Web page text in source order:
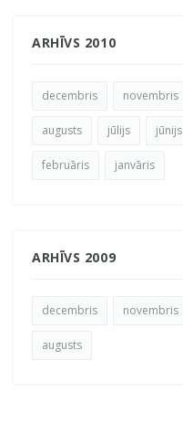
ARHĪVS 2010
decembris novembris
augusts jūlijs jūnijs
februāris janvāris
ARHĪVS 2009
decembris novembris
augusts